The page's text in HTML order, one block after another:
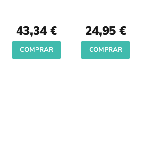
43,34 €
COMPRAR
24,95 €
COMPRAR